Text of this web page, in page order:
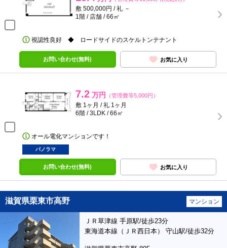
敷 500,000円 / 礼 －
1階 / 店舗 / 66㎡
視認性良好 ◆ ロードサイドのスケルトンテナント
お問い合わせ(無料) お気に入り
7.2 万円 （管理費等5,000円）
敷 1ヶ月 / 礼 1ヶ月
6階 / 3LDK / 66㎡
オール電化マンションです！
パノラマ
お問い合わせ(無料) お気に入り
滋賀県栗東市高野 マンション
ＪＲ草津線 手原駅/徒歩23分
東海道本線（ＪＲ西日本） 守山駅/徒歩32分